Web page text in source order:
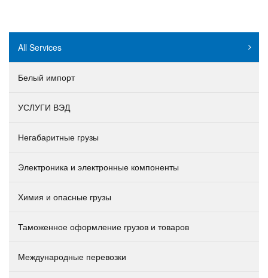
All Services
Белый импорт
УСЛУГИ ВЭД
Негабаритные грузы
Электроника и электронные компоненты
Химия и опасные грузы
Таможенное оформление грузов и товаров
Международные перевозки